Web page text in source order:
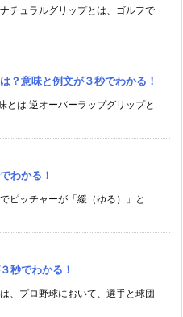
チュラルグリップとは、ゴルフで
？意味と例文が３秒でわかる！
とは 逆オーバーラップグリップと
わかる！
ピッチャーが「緩（ゆる）」と
秒でわかる！
、プロ野球において、選手と球団